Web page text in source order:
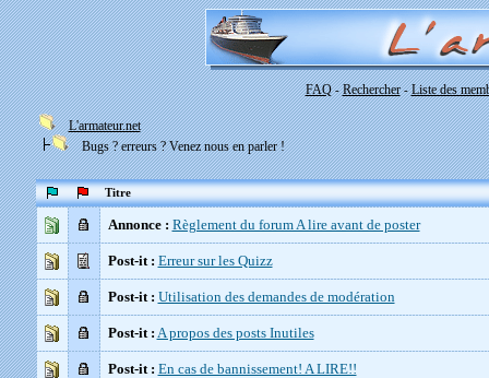
FAQ-Rechercher-Liste des
L'armateur.net
Bugs ? erreurs ? Venez nous en parler !
Titre
Annonce : Règlement du forum A lire avant de poster
Post-it : Erreur sur les Quizz
Post-it : Utilisation des demandes de modération
Post-it : A propos des posts Inutiles
Post-it : En cas de bannissement! A LIRE!!